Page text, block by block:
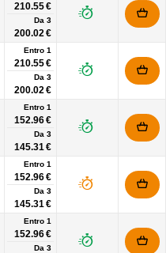
210.55 €
Da 3
200.02 €
Entro 1
210.55 €
Da 3
200.02 €
Entro 1
152.96 €
Da 3
145.31 €
Entro 1
152.96 €
Da 3
145.31 €
Entro 1
152.96 €
Da 3